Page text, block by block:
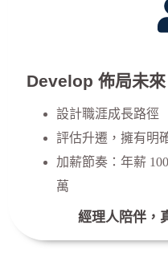
Develop 佈局未
設計職涯成長路徑
評估升遷，擁有明
加薪節奏：年薪
萬
經理人陪伴，